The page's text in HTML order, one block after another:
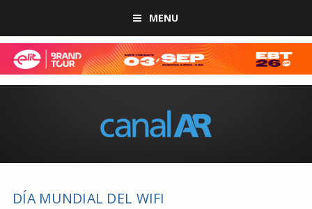
MENU
DÍA MUNDIAL DEL WIFI